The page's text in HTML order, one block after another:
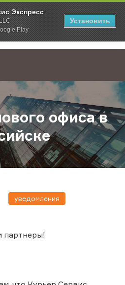
Экспресс
Play
Установить
Открытие нового офиса в Ханты-
офиса в
уведомления
партнеры!